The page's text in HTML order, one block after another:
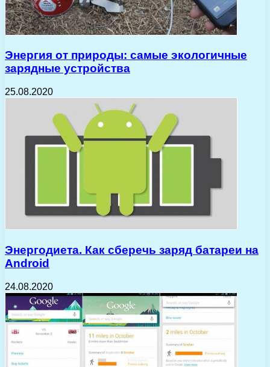
Энергия от природы: самые экологичные
зарядные устройства
25.08.2020
Энергодиета. Как сберечь заряд батареи на
Android
24.08.2020